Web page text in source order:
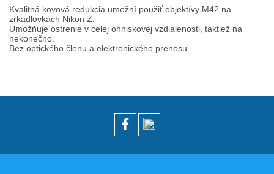
Slnečné clony
Statívy Monopody Hlavy
Kvalitná kovová redukcia umožní použiť objektívy M42 na
zrkadlovkách Nikon Z.
Umožňuje ostrenie v celej ohniskovej vzdialenosti, taktiež na
nekonečno.
Bez optického členu a elektronického prenosu.